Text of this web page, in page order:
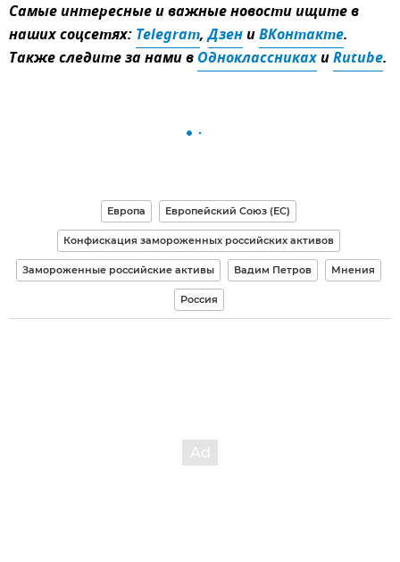
Самые интересные и важные новости ищите в
наших соцсетях:Telegram,ДзениВКонтакте.
Также следите за нами вОдноклассникахиRutube.
Европа Европейский Союз (ЕС)
Конфискация замороженных российских активов
Замороженные российские активы Вадим Петров Мнения
Россия